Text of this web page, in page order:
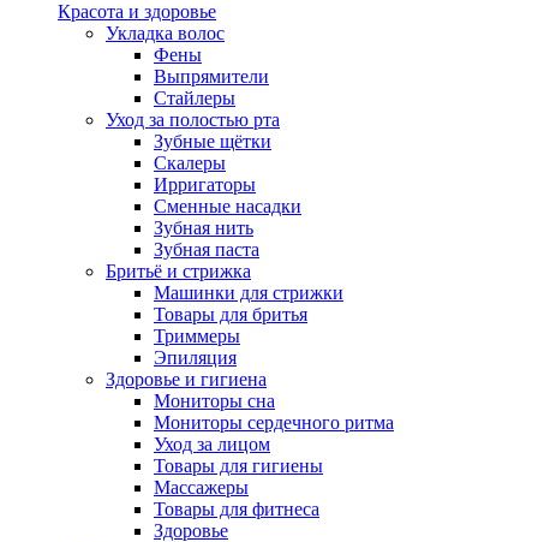
Красота и здоровье
Укладка волос
Фены
Выпрямители
Стайлеры
Уход за полостью рта
Зубные щётки
Скалеры
Ирригаторы
Сменные насадки
Зубная нить
Зубная паста
Бритьё и стрижка
Машинки для стрижки
Товары для бритья
Триммеры
Эпиляция
Здоровье и гигиена
Мониторы сна
Мониторы сердечного ритма
Уход за лицом
Товары для гигиены
Массажеры
Товары для фитнеса
Здоровье